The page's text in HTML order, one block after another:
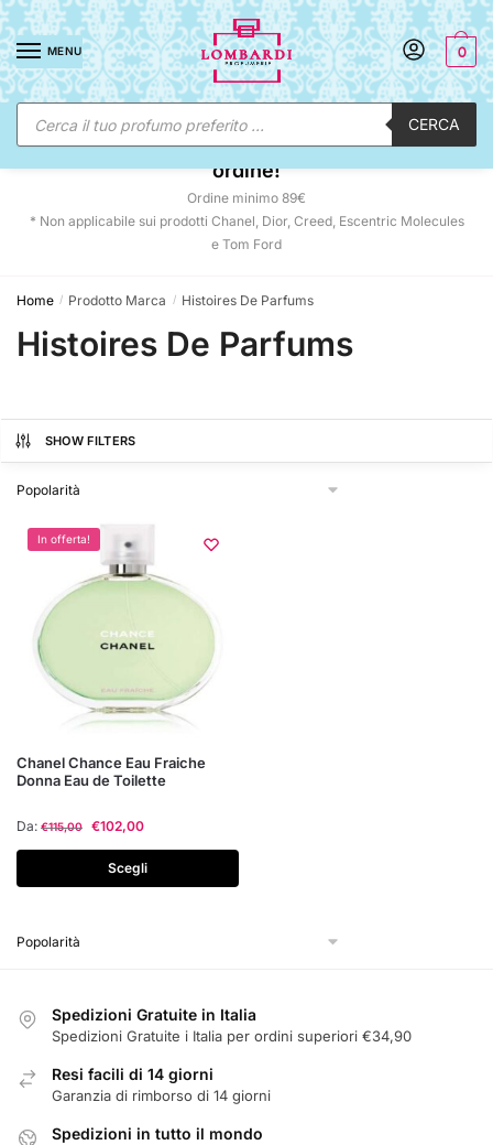
Skip
to
navigation
Skip
to
content
MENU
Ricerca
prodotti CERCA
0
☀️ SUNNY DAYS:-12% automatico sul tuo
ordine!
Ordine minimo 89€
* Non applicabile sui prodotti Chanel, Dior, Creed, Escentric Molecules
e Tom Ford
Home / Prodotto Marca / Histoires De Parfums
Histoires De Parfums
SHOW FILTERS
In offerta!
Chanel Chance Eau Fraiche
Donna Eau de Toilette
Da: €115,00 €102,00
Scegli
Questo
prodotto
Le
possono
nella
pagina
del
prodotto
Spedizioni Gratuite in Italia
Spedizioni Gratuite i Italia per ordini superiori €34,90
Resi facili di 14 giorni
Garanzia di rimborso di 14 giorni
Spedizioni in tutto il mondo